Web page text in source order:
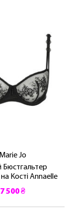
Marie Jo
Бюстгальтер
Кості Annaelle
7 500 ₴